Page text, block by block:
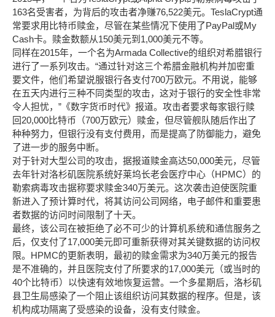
163名受害者，为背后的攻击者净赚76,522美元。TeslaCrypt通
常要求用比特币赎金，尽管在某些情况下使用了PayPal或My
Cash卡。赎金数额从150美元到1,000美元不等。
同样在2015年，一个名为Armada Collective的组织对希腊银行
进行了一系列攻击。“通过针对这三个希腊金融机构并加密重
要文件，他们希望说服银行各支付700万欧元。不用说，能够
在五天内进行三种不同类型的攻击，这对于银行的安全性非常
令人担忧，”《数字货币时代》报道。攻击者要求每家银行赎
回20,000比特币（700万欧元）赎金，但尽管舰队随后作出了
种种努力，但银行没有支付费用，而是提高了防御能力，避免
了进一步的服务中断。
对于针对大型公司的攻击，据报道赎金高达50,000美元，尽管
去年针对洛杉矶医院系统好莱坞长老会医疗中心（HPMC）的
勒索病毒攻击据称要求赎金340万美元。这次袭击迫使医院重
新进入了预计算时代，将其访问公司网络，电子邮件和重要患
者数据的访问时间限制了十天。
最终，该公司在被拒绝了必不可少的计算机系统和通信服务之
后，仅支付了17,000美元即可重新获得对其关键数据的访问权
限。HPMC的更新表明，最初的赎金需求为340万美元的报告
是不准确的，并且医院支付了所要求的17,000美元（或当时的
40个比特币）以快速有效地恢复运营。一个多星期后，洛杉矶
县卫生局感染了一个阻止该组织访问其数据的程序。但是，该
机构成功隔离了受感染的设备，没有支付赎金。